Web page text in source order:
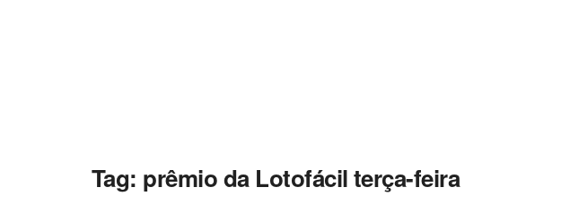
Tag: prêmio da Lotofácil terça-feira